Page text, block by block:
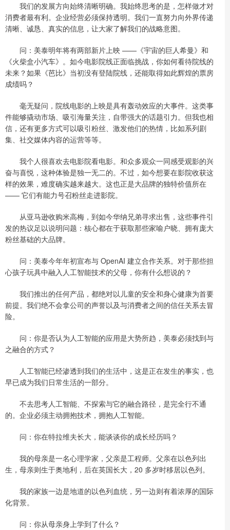
我们的发展方向始终清晰明确。我始终思考的是，怎样做才对
消费者最有利。企业经营必须保持透明。我们一直努力向外界传递
清晰、诚恳、真实的信息，让大家了解我们的战略意图。
问：美泰明年将有两部新片上映 ——《宇宙的巨人希曼》和
《火柴盒小汽车》。如今电影院线正面临挑战，你如何看待院线的
未来？如果《芭比》当初没有登陆院线，还能取得如此辉煌的票房
成绩吗？
毫无疑问，院线电影的上映是具有轰动效应的大事件。这类事
件能够撬动市场、吸引海量关注，自带强大的话题引力。但我也相
信，还有更多方式可以吸引粉丝、激发他们的热情，比如系列剧
集、社交媒体内容的运营等等。
我个人很喜欢去电影院看电影。和众多观众一同感受观影的兴
奋与喜悦，这种体验是独一无二的。不过，如今想要在影院收获这
样的效果，难度确实越来越大。这也正是大品牌的独特价值所在
—— 它们有能力号召粉丝走进影院。
从亚马逊收购米高梅，到如今华纳兄弟寻求出售，这些事件引
发的热议足以说明问题：核心都在于获取那些家喻户晓、拥有庞大
粉丝基础的大品牌。
问：美泰今年年初宣布与 OpenAI 建立合作关系。对于那些担
心孩子玩具中融入人工智能技术的父母，你有什么想说的？
我们推出的任何产品，都绝对以儿童的安全和身心健康为首要
前提。我们绝不会拿公司的声誉以及与消费者之间的信任关系去冒
险。
问：你是否认为人工智能的应用是大势所趋，美泰必须找到与
之融合的方式？
人工智能已经渗透到我们的生活中，这是正在发生的事实，也
早已成为我们日常生活的一部分。
不去思考人工智能、不探索与它的融合路径，是完全行不通
的。企业必须主动拥抱技术，拥抱人工智能。
问：你在特拉维夫长大，能谈谈你的成长经历吗？
我的母亲是一名心理学家，父亲是工程师。父亲在以色列出
生，母亲则生于奥地利，后在英国长大，20 多岁时移居以色列。
我的家族一边是地道的以色列血统，另一边则有着浓厚的国际
化背景。
问：你从母亲身上学到了什么？